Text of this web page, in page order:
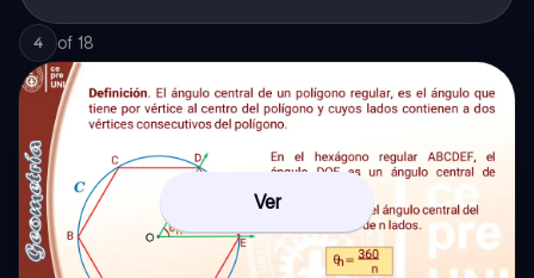
4 of 18
Ver